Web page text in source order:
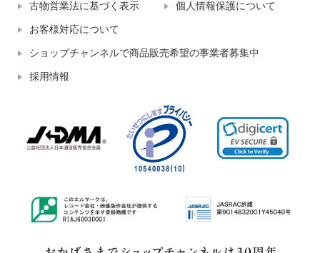
古物営業法に基づく表示 個人情報保護について
お客様対応について
ショップチャンネルで商品販売希望の事業者募集中
採用情報